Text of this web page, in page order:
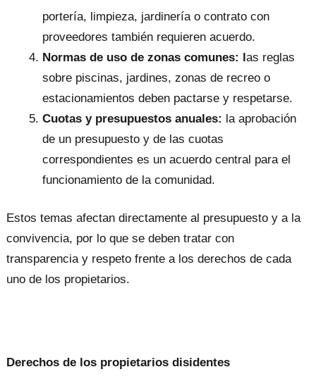
portería, limpieza, jardinería o contrato con
proveedores también requieren acuerdo.
Normas de uso de zonas comunes: las reglas
sobre piscinas, jardines, zonas de recreo o
estacionamientos deben pactarse y respetarse.
Cuotas y presupuestos anuales: la aprobación
de un presupuesto y de las cuotas
correspondientes es un acuerdo central para el
funcionamiento de la comunidad.
Estos temas afectan directamente al presupuesto y a la
convivencia, por lo que se deben tratar con
transparencia y respeto frente a los derechos de cada
uno de los propietarios.
Derechos de los propietarios disidentes